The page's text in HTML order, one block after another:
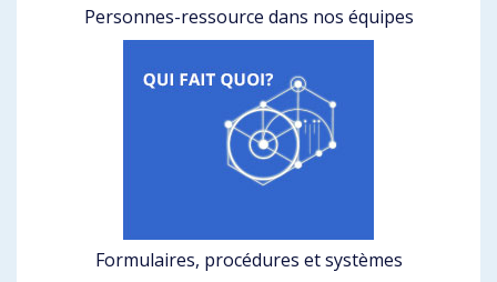
Personnes-ressource dans nos équipes
Formulaires, procédures et systèmes